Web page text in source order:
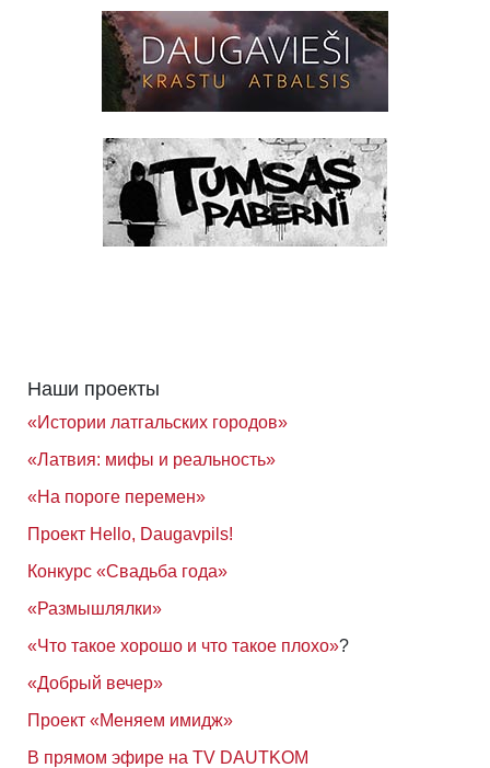
Наши проекты
«Истории латгальских городов»
«Латвия: мифы и реальность»
«На пороге перемен»
Проект Hello, Daugavpils!
Конкурс «Свадьба года»
«Размышлялки»
«Что такое хорошо и что такое плохо»?
«Добрый вечер»
Проект «Меняем имидж»
В прямом эфире на TV DAUTKOM